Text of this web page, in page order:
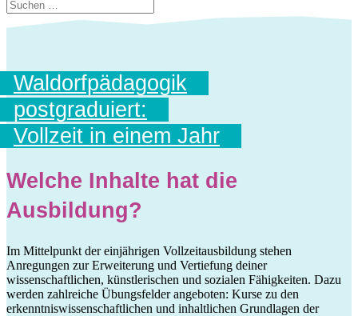
Waldorfpädagogik
postgraduiert:
Vollzeit in einem Jahr
Welche Inhalte hat die
Ausbildung?
Im Mittelpunkt der einjährigen Vollzeitausbildung stehen
Anregungen zur Erweiterung und Vertiefung deiner
wissenschaftlichen, künstlerischen und sozialen Fähigkeiten. Dazu
werden zahlreiche Übungsfelder angeboten: Kurse zu den
erkenntniswissenschaftlichen und inhaltlichen Grundlagen der